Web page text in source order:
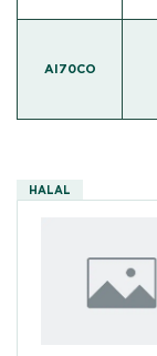
AI70CO
HALAL